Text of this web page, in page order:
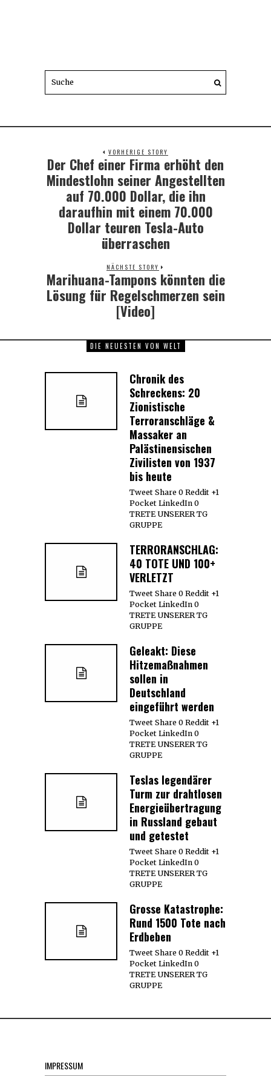
VORHERIGE STORY
Previous
Der Chef einer Firma erhöht den
Mindestlohn seiner Angestellten
auf 70.000 Dollar, die ihn
daraufhin mit einem 70.000
Dollar teuren Tesla-Auto
überraschen
NÄCHSTE STORY
Next
post:
Marihuana-Tampons könnten die
Lösung für Regelschmerzen sein
[Video]
DIE NEUESTEN VON WELT
Chronik des
Schreckens: 20
Zionistische
Terroranschläge &
Massaker an
Palästinensischen
Zivilisten von 1937
bis heute
Tweet Share 0 Reddit +1
Pocket LinkedIn 0
TRETE UNSERER TG
GRUPPE
TERRORANSCHLAG:
40 TOTE UND 100+
VERLETZT
Tweet Share 0 Reddit +1
Pocket LinkedIn 0
TRETE UNSERER TG
GRUPPE
Geleakt: Diese
Hitzemaßnahmen
sollen in
Deutschland
eingeführt werden
Tweet Share 0 Reddit +1
Pocket LinkedIn 0
TRETE UNSERER TG
GRUPPE
Teslas legendärer
Turm zur drahtlosen
Energieübertragung
in Russland gebaut
und getestet
Tweet Share 0 Reddit +1
Pocket LinkedIn 0
TRETE UNSERER TG
GRUPPE
Grosse Katastrophe:
Rund 1500 Tote nach
Erdbeben
Tweet Share 0 Reddit +1
Pocket LinkedIn 0
TRETE UNSERER TG
GRUPPE
IMPRESSUM